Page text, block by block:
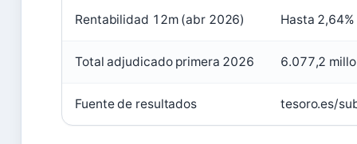
Rentabilidad 12m (abr 2026) Hasta 2,64%
Total adjudicado primera 2026 6.077,2
Fuente de resultados tesoro.es/